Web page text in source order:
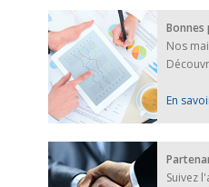
FEUILLETER
Bonnes
Nos
En
Suivez